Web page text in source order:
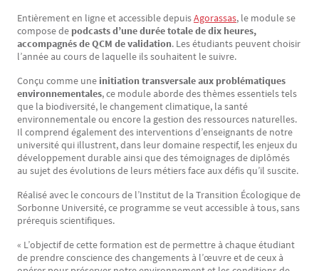
Entièrement en ligne et accessible depuisAgorassas, le module se
compose de podcasts d’une durée totale de dix heures,
accompagnés de QCM de validation. Les étudiants peuvent choisir
l’année au cours de laquelle ils souhaitent le suivre.
Conçu comme une initiation transversale aux problématiques
environnementales, ce module aborde des thèmes essentiels tels
que la biodiversité, le changement climatique, la santé
environnementale ou encore la gestion des ressources naturelles.
Il comprend également des interventions d’enseignants de notre
université qui illustrent, dans leur domaine respectif, les enjeux du
développement durable ainsi que des témoignages de diplômés
au sujet des évolutions de leurs métiers face aux défis qu’il suscite.
Réalisé avec le concours de l’Institut de la Transition Écologique de
Sorbonne Université, ce programme se veut accessible à tous, sans
prérequis scientifiques.
« L’objectif de cette formation est de permettre à chaque étudiant
de prendre conscience des changements à l’œuvre et de ceux à